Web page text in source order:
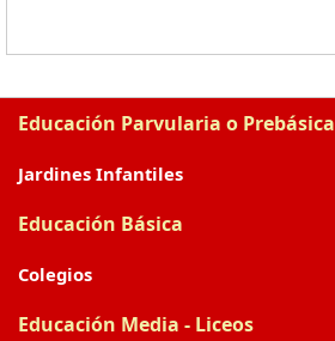
Educación Parvularia o Prebásica
Jardines Infantiles
Educación Básica
Colegios
Educación Media - Liceos